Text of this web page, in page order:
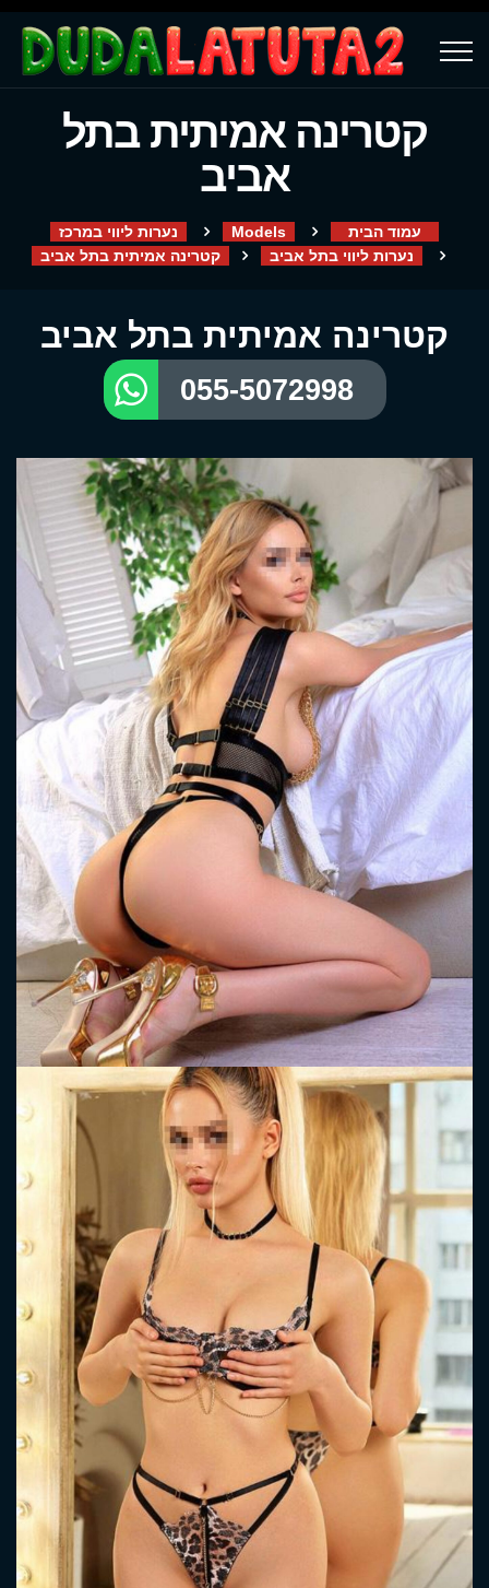
קטרינה אמיתית בתל
אביב
עמוד הבית Models
נערות ליווי במרכז
נערות ליווי בתל אביב
קטרינה אמיתית בתל אביב
קטרינה אמיתית בתל אביב
055-5072998